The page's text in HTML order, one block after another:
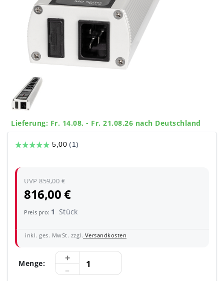
Lieferung: Fr. 14.08. - Fr. 21.08.26 nach Deutschland
UVP 859,00 €
816,00 €
Preis pro: 1 Stück
inkl. ges. MwSt. zzgl. Versandkosten
Menge: